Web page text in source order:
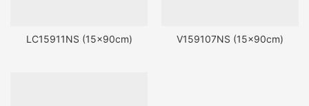
LC15911NS (15x90cm) V159107NS (15x90cm)